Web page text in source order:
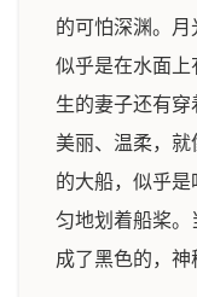
的可怕深渊。月
似乎是在水面上
生的妻子还有
美丽、温柔，
的大船，似乎
匀地划着船桨。
成了黑色的，神